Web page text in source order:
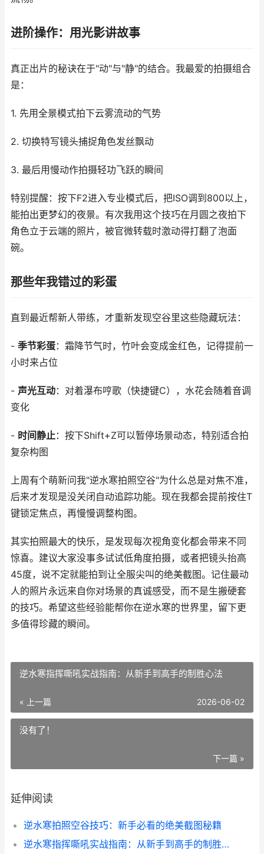
进阶操作：用光影讲故事
真正出片的秘诀在于"动"与"静"的结合。我最爱的拍摄组合
是：
1. 先用全景模式拍下云雾流动的气势
2. 切换特写镜头捕捉角色发丝飘动
3. 最后用慢动作拍摄轻功飞跃的瞬间
特别提醒：按下F2进入专业模式后，把ISO调到800以上，
能拍出更梦幻的夜景。有次我用这个技巧在月圆之夜拍下
角色立于云端的照片，被官微转载时激动得打翻了泡面
碗。
那些年我错过的彩蛋
直到最近帮新人带练，才重新发现空谷里这些隐藏玩法：
- 季节彩蛋：霜降节气时，竹叶会变成金红色，记得提前一
小时来占位
- 声光互动：对着瀑布哼歌（快捷键C），水花会随着音调
变化
- 时间静止：按下Shift+Z可以暂停场景动态，特别适合拍
复杂构图
上周有个萌新问我"逆水寒拍照空谷"为什么总是对焦不准，
后来才发现是没关闭自动追踪功能。现在我都会提前按住T
键锁定焦点，再慢慢调整构图。
其实拍照最大的快乐，是发现每次视角变化都会带来不同
惊喜。建议大家没事多试试低角度拍摄，或者把镜头抬高
45度，说不定就能拍到让全服尖叫的绝美截图。记住最动
人的照片永远来自你对场景的真诚感受，而不是生搬硬套
的技巧。希望这些经验能帮你在逆水寒的世界里，留下更
多值得珍藏的瞬间。
逆水寒指挥嘶吼实战指南：从新手到高手的制胜心法
« 上一篇 2026-06-02
没有了！
下一篇 »
延伸阅读
逆水寒拍照空谷技巧：新手必看的绝美截图秘籍
逆水寒指挥嘶吼实战指南：从新手到高手的制胜心法